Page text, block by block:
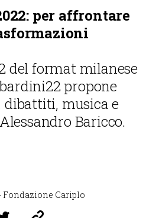
per affrontare
del format milanese
propone
dibattiti, musica e
Baricco.
Cariplo